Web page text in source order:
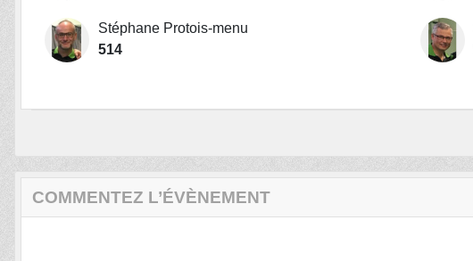
Stéphane Protois-menu
514
COMMENTEZ L’ÉVÈNEMENT